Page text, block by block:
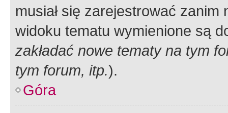
musiał się zarejestrować
widoku tematu wymienione są
zakładać nowe tematy na tym
tym forum, itp.).
Góra